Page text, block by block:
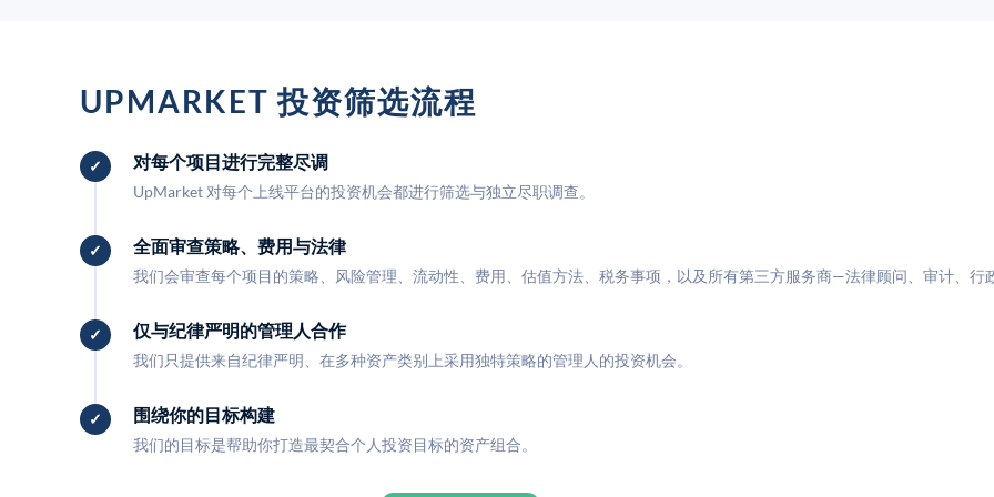
UPMARKET 投资筛选流程
对每个项目进行完整尽调
UpMarket 对每个上线平台的投资机会都进行筛选与独立尽职调查。
全面审查策略、费用与法律
我们会审查每个项目的策略、风险管理、流动性、费用、估值方法、税务事项，以及所有第三方服务商—法律顾问、审计、行
仅与纪律严明的管理人合作
我们只提供来自纪律严明、在多种资产类别上采用独特策略的管理人的投资机会。
围绕你的目标构建
我们的目标是帮助你打造最契合个人投资目标的资产组合。